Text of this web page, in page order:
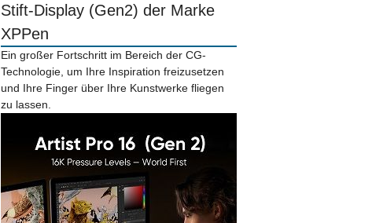
Stift-Display (Gen2) der Marke
XPPen
Ein großer Fortschritt im Bereich der CG-
Technologie, um Ihre Inspiration freizusetzen
und Ihre Finger über Ihre Kunstwerke fliegen
zu lassen.